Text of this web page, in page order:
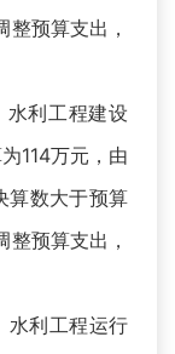
预算支出，
利工程建设
114万元，由
算数大于预算
预算支出，
利工程运行